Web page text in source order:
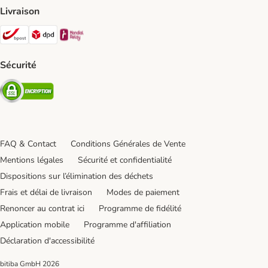
Livraison
Bpost Shipping Method
DPD Shipping Method
Sécurité
Security
FAQ & Contact
Conditions Générales de Vente
Mentions légales
Sécurité et confidentialité
Dispositions sur l’élimination des déchets
Frais et délai de livraison
Modes de paiement
Renoncer au contrat ici
Programme de fidélité
Application mobile
Programme d'affiliation
Déclaration d'accessibilité
bitiba GmbH 2026